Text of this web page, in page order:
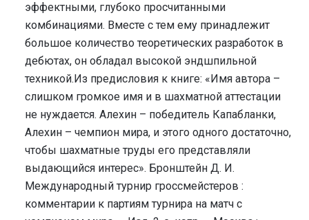
эффектными, глубоко просчитанными
комбинациями. Вместе с тем ему принадлежит
большое количество теоретических разработок в
дебютах, он обладал высокой эндшпильной
техникой.Из предисловия к книге: «Имя автора –
слишком громкое имя и в шахматной аттестации
не нуждается. Алехин – победитель Капабланки,
Алехин – чемпион мира, и этого одного достаточно,
чтобы шахматные труды его представляли
выдающийся интерес». Бронштейн Д. И.
Международный турнир гроссмейстеров :
комментарии к партиям турнира на матч с